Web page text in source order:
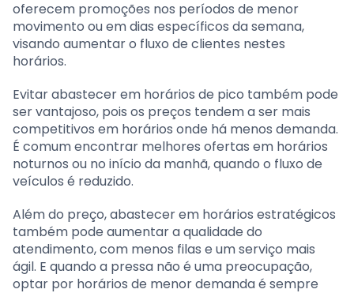
oferecem promoções nos períodos de menor
movimento ou em dias específicos da semana,
visando aumentar o fluxo de clientes nestes
horários.
Evitar abastecer em horários de pico também pode
ser vantajoso, pois os preços tendem a ser mais
competitivos em horários onde há menos demanda.
É comum encontrar melhores ofertas em horários
noturnos ou no início da manhã, quando o fluxo de
veículos é reduzido.
Além do preço, abastecer em horários estratégicos
também pode aumentar a qualidade do
atendimento, com menos filas e um serviço mais
ágil. E quando a pressa não é uma preocupação,
optar por horários de menor demanda é sempre